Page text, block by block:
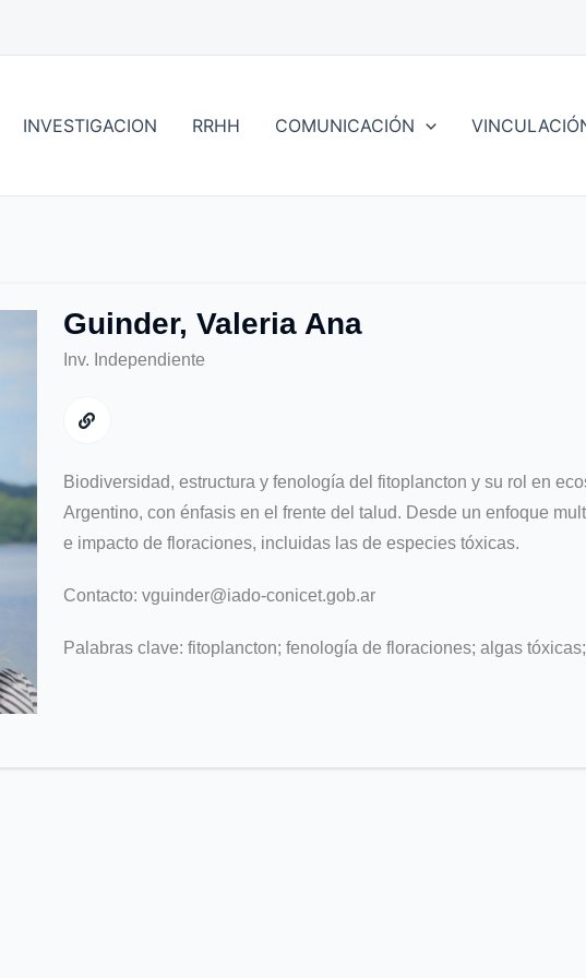
INVESTIGACION RRHH COMUNICACIÓN
Guinder, Valeria Ana
Inv. Independiente
Biodiversidad, estructura y fenología del fitoplancton y su rol en
Argentino, con énfasis en el frente del talud. Desde un enfoque
e impacto de floraciones, incluidas las de especies tóxicas.
Contacto: vguinder@iado-conicet.gob.ar
Palabras clave: fitoplancton; fenología de floraciones; algas